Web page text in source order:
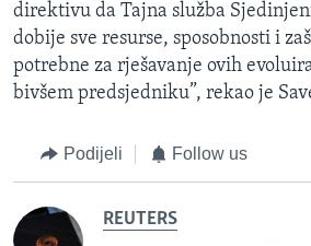
direktivu da Tajna služba
dobije sve resurse, sposobnosti i
potrebne za rješavanje ovih
bivšem predsjedniku”, rekao je
Podijeli Follow us
REUTERS